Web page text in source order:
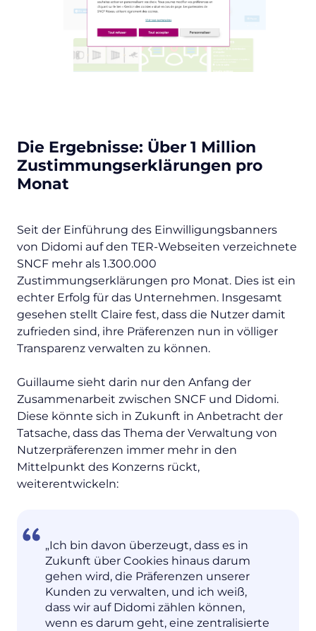
Die Ergebnisse: Über 1 Million
Zustimmungserklärungen pro
Monat
Seit der Einführung des Einwilligungsbanners
von Didomi auf den TER-Webseiten verzeichnete
SNCF mehr als 1.300.000
Zustimmungserklärungen pro Monat. Dies ist ein
echter Erfolg für das Unternehmen. Insgesamt
gesehen stellt Claire fest, dass die Nutzer damit
zufrieden sind, ihre Präferenzen nun in völliger
Transparenz verwalten zu können.
Guillaume sieht darin nur den Anfang der
Zusammenarbeit zwischen SNCF und Didomi.
Diese könnte sich in Zukunft in Anbetracht der
Tatsache, dass das Thema der Verwaltung von
Nutzerpräferenzen immer mehr in den
Mittelpunkt des Konzerns rückt,
weiterentwickeln:
„Ich bin davon überzeugt, dass es in
Zukunft über Cookies hinaus darum
gehen wird, die Präferenzen unserer
Kunden zu verwalten, und ich weiß,
dass wir auf Didomi zählen können,
wenn es darum geht, eine zentralisierte